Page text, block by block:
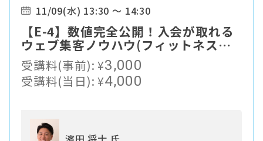
11/09(水) 13:30 ～ 14:30
【E-4】数値完全公開！入会が取れる
ウェブ集客ノウハウ(フィットネス、
スイミング)
受講料(事前):¥3,000
受講料(当日):¥4,000